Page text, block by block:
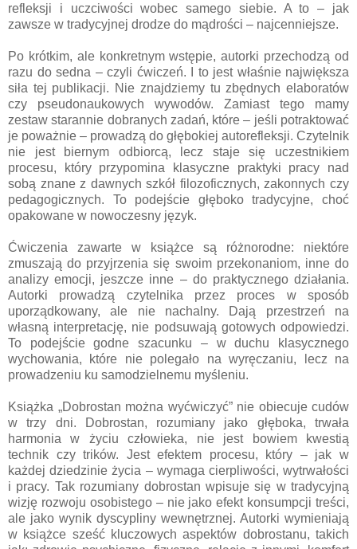
refleksji i uczciwości wobec samego siebie. A to – jak
zawsze w tradycyjnej drodze do mądrości – najcenniejsze.
Po krótkim, ale konkretnym wstępie, autorki przechodzą od
razu do sedna – czyli ćwiczeń. I to jest właśnie największa
siła tej publikacji. Nie znajdziemy tu zbędnych elaboratów
czy pseudonaukowych wywodów. Zamiast tego mamy
zestaw starannie dobranych zadań, które – jeśli potraktować
je poważnie – prowadzą do głębokiej autorefleksji. Czytelnik
nie jest biernym odbiorcą, lecz staje się uczestnikiem
procesu, który przypomina klasyczne praktyki pracy nad
sobą znane z dawnych szkół filozoficznych, zakonnych czy
pedagogicznych. To podejście głęboko tradycyjne, choć
opakowane w nowoczesny język.
Ćwiczenia zawarte w książce są różnorodne: niektóre
zmuszają do przyjrzenia się swoim przekonaniom, inne do
analizy emocji, jeszcze inne – do praktycznego działania.
Autorki prowadzą czytelnika przez proces w sposób
uporządkowany, ale nie nachalny. Dają przestrzeń na
własną interpretację, nie podsuwają gotowych odpowiedzi.
To podejście godne szacunku – w duchu klasycznego
wychowania, które nie polegało na wyręczaniu, lecz na
prowadzeniu ku samodzielnemu myśleniu.
Książka „Dobrostan można wyćwiczyć” nie obiecuje cudów
w trzy dni. Dobrostan, rozumiany jako głęboka, trwała
harmonia w życiu człowieka, nie jest bowiem kwestią
technik czy trików. Jest efektem procesu, który – jak w
każdej dziedzinie życia – wymaga cierpliwości, wytrwałości
i pracy. Tak rozumiany dobrostan wpisuje się w tradycyjną
wizję rozwoju osobistego – nie jako efekt konsumpcji treści,
ale jako wynik dyscypliny wewnętrznej. Autorki wymieniają
w książce sześć kluczowych aspektów dobrostanu, takich